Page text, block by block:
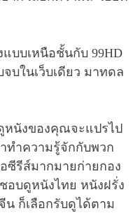
บบเหนือชั้นกับ 99HD
บในเว็บเดียว มาทดล
หนังของคุณจะแปรไป
ทำความรู้จักกับพวก
ซีรีส์มากมายก่ายกอง
บดูหนังไทย หนังฝรั่ง
ก็เลือกรับดูได้ตาม